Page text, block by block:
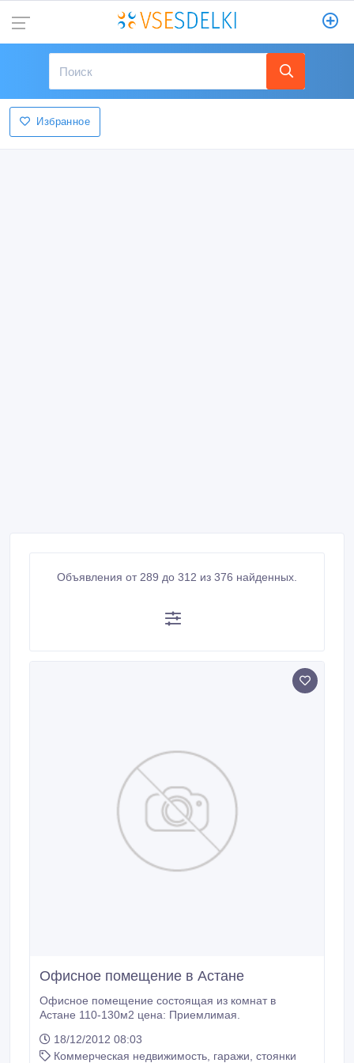
Избранное
Объявления от 289 до 312 из 376 найденных.
Офисное помещение в Астане
Офисное помещение состоящая из комнат в
Астане 110-130м2 цена: Приемлимая.
18/12/2012 08:03
Коммерческая недвижимость, гаражи, стоянки